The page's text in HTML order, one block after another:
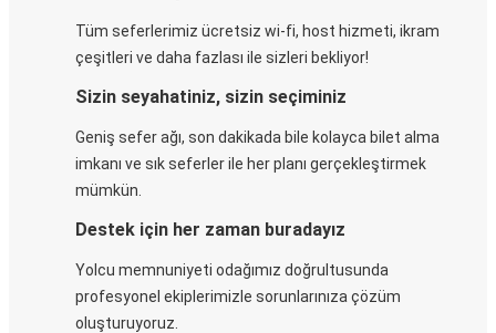
Tüm seferlerimiz ücretsiz wi-fi, host hizmeti, ikram
çeşitleri ve daha fazlası ile sizleri bekliyor!
Sizin seyahatiniz, sizin seçiminiz
Geniş sefer ağı, son dakikada bile kolayca bilet alma
imkanı ve sık seferler ile her planı gerçekleştirmek
mümkün.
Destek için her zaman buradayız
Yolcu memnuniyeti odağımız doğrultusunda
profesyonel ekiplerimizle sorunlarınıza çözüm
oluşturuyoruz.